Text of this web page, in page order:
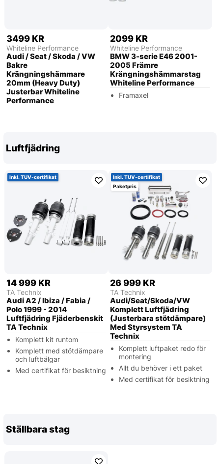
3499 KR
Whiteline Performance
Audi / Seat / Skoda / VW
Bakre
Krängningshämmare
20mm (Heavy Duty)
Justerbar Whiteline
Performance
2099 KR
Whiteline Performance
BMW 3-serie E46 2001-
2005 Främre
Krängningshämmarstag
Whiteline Performance
Framaxel
Luftfjädring
Inkl. TUV-certifikat
14 999 KR
TA Technix
Audi A2 / Ibiza / Fabia /
Polo 1999 - 2014
Luftfjädring Fjäderbenskit
TA Technix
Komplett kit runtom
Komplett med stötdämpare
och luftbälgar
Med certifikat för besiktning
Inkl. TUV-certifikat
Paketpris
26 999 KR
TA Technix
Audi/Seat/Skoda/VW
Komplett Luftfjädring
(Justerbara stötdämpare)
Med Styrsystem TA
Technix
Komplett luftpaket redo för
montering
Allt du behöver i ett paket
Med certifikat för besiktning
Ställbara stag